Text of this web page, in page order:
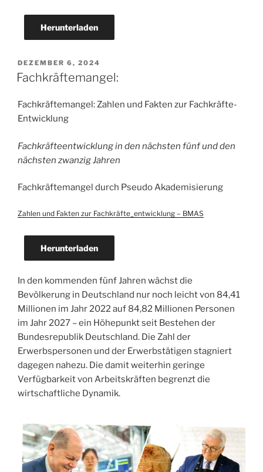
Herunterladen
VERÖFFENTLICHT
AM
DEZEMBER 6, 2024
Fachkräftemangel:
Fachkräftemangel: Zahlen und Fakten zur Fachkräfte­
Entwicklung
Fachkräfteentwicklung in den nächsten fünf und den
nächsten zwanzig Jahren
Fachkräftemangel durch Pseudo Akademisierung
Zahlen und Fakten zur Fachkräfte_entwicklung – BMAS
Herunterladen
In den kommenden fünf Jahren wächst die
Bevölkerung in Deutschland nur noch leicht von 84,41
Millionen im Jahr 2022 auf 84,82 Millionen Personen
im Jahr 2027 – ein Höhepunkt seit Bestehen der
Bundesrepublik Deutschland. Die Zahl der
Erwerbspersonen und der Erwerbstätigen stagniert
dagegen nahezu. Die damit weiterhin geringe
Verfügbarkeit von Arbeitskräften begrenzt die
wirtschaftliche Dynamik.